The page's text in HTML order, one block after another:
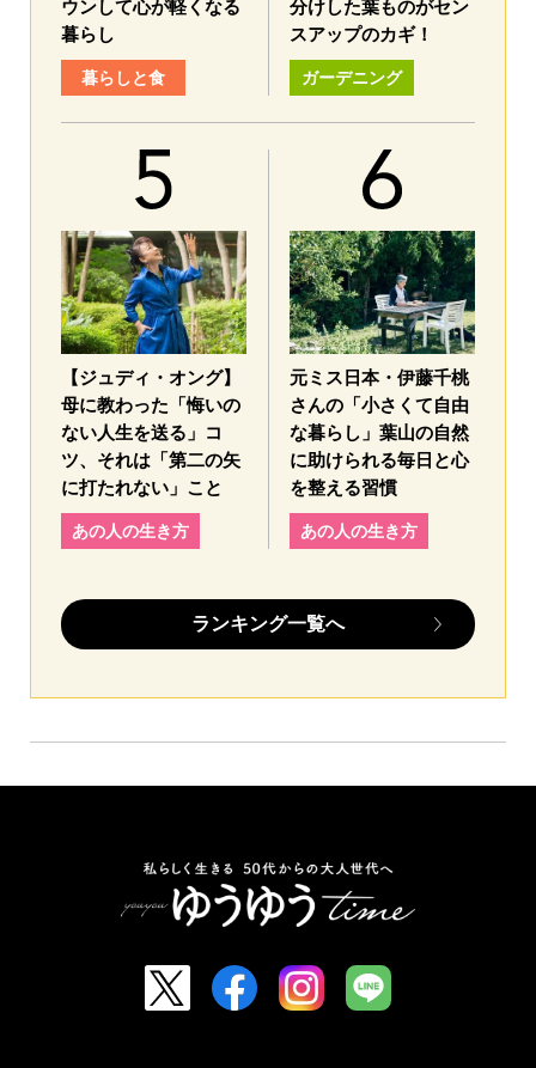
ウンして心が軽くなる
暮らし
暮らしと食
分けした葉ものがセン
スアップのカギ！
ガーデニング
【ジュディ・オング】
母に教わった「悔いの
ない人生を送る」コ
ツ、それは「第二の矢
に打たれない」こと
あの人の生き方
元ミス日本・伊藤千桃
さんの「小さくて自由
な暮らし」葉山の自然
に助けられる毎日と心
を整える習慣
あの人の生き方
ランキング一覧へ